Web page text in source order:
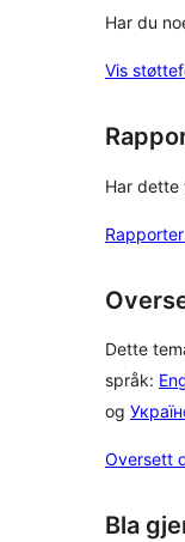
Har du
Vis
Har dette
Dette
språk:
og
Oversett
Bla